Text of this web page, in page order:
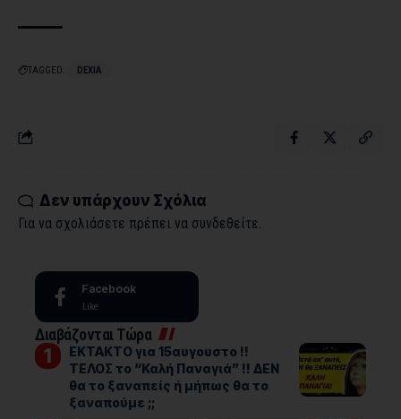
TAGGED: DEXIA
Δεν υπάρχουν Σχόλια
Για να σχολιάσετε πρέπει να συνδεθείτε.
Facebook
Like
Διαβάζονται Τώρα
ΕΚΤΑΚΤΟ για 15αυγουστο !!
ΤΕΛΟΣ το “Καλή Παναγιά” !! ΔΕΝ
θα το ξαναπείς ή μήπως θα το
ξαναπούμε ;;